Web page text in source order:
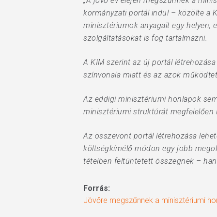
kormányzati portál indul – közölte a
minisztériumok anyagait egy helyen,
szolgáltatásokat is fog tartalmazni.
A KIM szerint az új portál
színvonala miatt és az azok
Az eddigi minisztériumi honlapok
minisztériumi struktúrát megfelelően
Az összevont portál létrehozása
költségkímélő módon egy jobb
tételben feltüntetett összegnek –
Forrás:
Jövőre megszűnnek a minisztériumi